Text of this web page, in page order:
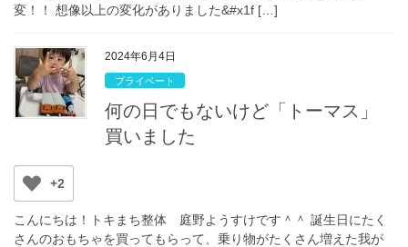
変！！ 想像以上の変化がありました&#x1f […]
2024年6月4日
プライベート
何の日でもないけど「トーマス」
買いました
+2
こんにちは！トキまち整体 庭野ようすけです＾＾ 誕生日にたく
さんのおもちゃを買ってもらって、乗り物がたくさん増えた我が